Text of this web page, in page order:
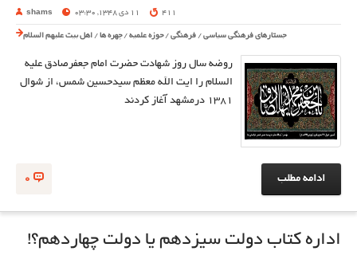
shams 11 دی 1348, 03:30 411
جستارهای فرهنگی سیاسی / فرهنگی /حوزه علمیه /چهره ها / اهل بیت علیهم السلام
روضه سال روز شهادت حضرت امام جعفرصادق علیه
السلام را ایت الله معظم سیدحسین شمس، از شوال
1381 درمشهد آغاز کردند
0 ادامه مطلب
اداره کتاب دولت سیزدهم یا دولت چهاردهم؟!